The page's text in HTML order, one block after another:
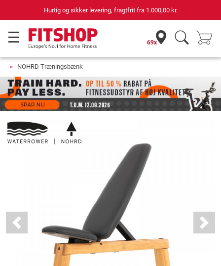
og sikker levering, fragtfrit fra1.000,00 kr.
69x
NOHRD Træningsbænk
Previous Next